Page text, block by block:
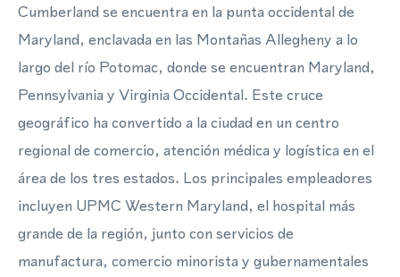
Cumberland se encuentra en la punta occidental de
Maryland, enclavada en las Montañas Allegheny a lo
largo del río Potomac, donde se encuentran Maryland,
Pennsylvania y Virginia Occidental. Este cruce
geográfico ha convertido a la ciudad en un centro
regional de comercio, atención médica y logística en el
área de los tres estados. Los principales empleadores
incluyen UPMC Western Maryland, el hospital más
grande de la región, junto con servicios de
manufactura, comercio minorista y gubernamentales